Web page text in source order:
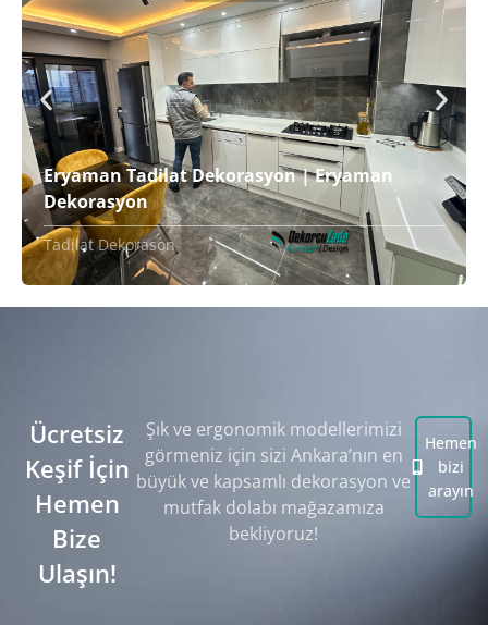
Eryaman Tadilat Dekorasyon | Eryaman
Dekorasyon
Tadilat Dekorason
Ücretsiz
Keşif İçin
Hemen
Bize
Ulaşın!
Şık ve ergonomik modellerimizi
görmeniz için sizi Ankara’nın en
büyük ve kapsamlı dekorasyon ve
mutfak dolabı mağazamıza
bekliyoruz!
Hemen
bizi
arayın